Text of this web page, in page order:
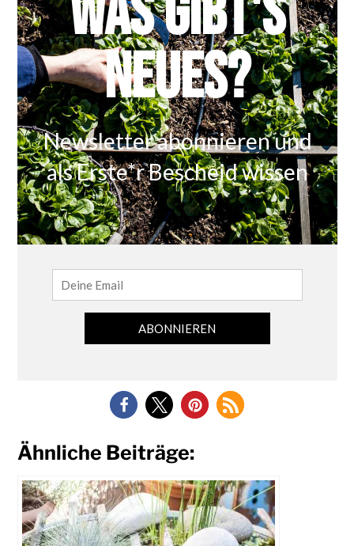
Ähnliche Beiträge: